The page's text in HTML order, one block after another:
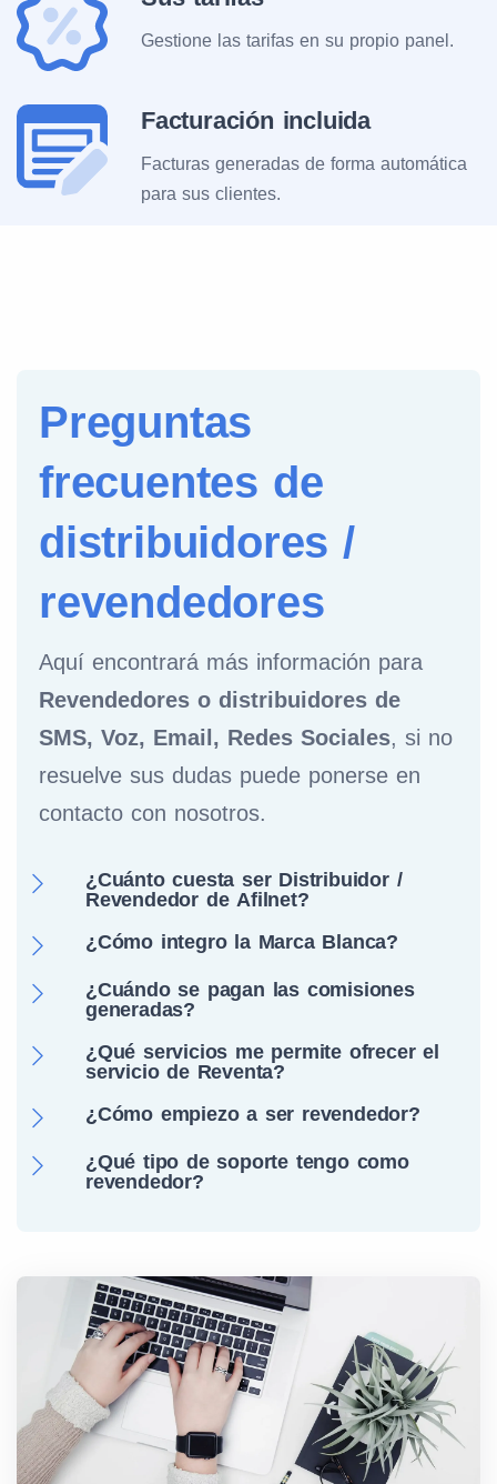
Gestione las tarifas en su propio panel.
Facturación incluida
Facturas generadas de forma automática
para sus clientes.
Preguntas
frecuentes de
distribuidores /
revendedores
Aquí encontrará más información para
Revendedores o distribuidores de
SMS, Voz, Email, Redes Sociales, si no
resuelve sus dudas puede ponerse en
contacto con nosotros.
¿Cuánto cuesta ser Distribuidor /
Revendedor de Afilnet?
¿Cómo integro la Marca Blanca?
¿Cuándo se pagan las comisiones
generadas?
¿Qué servicios me permite ofrecer el
servicio de Reventa?
¿Cómo empiezo a ser revendedor?
¿Qué tipo de soporte tengo como
revendedor?